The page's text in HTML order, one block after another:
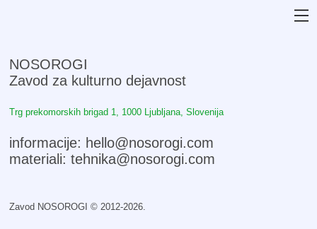
NOSOROGI
Zavod za kulturno dejavnost
Trg prekomorskih brigad 1, 1000 Ljubljana, Slovenija
informacije: hello@nosorogi.com
materiali: tehnika@nosorogi.com
Zavod NOSOROGI © 2012-2026.